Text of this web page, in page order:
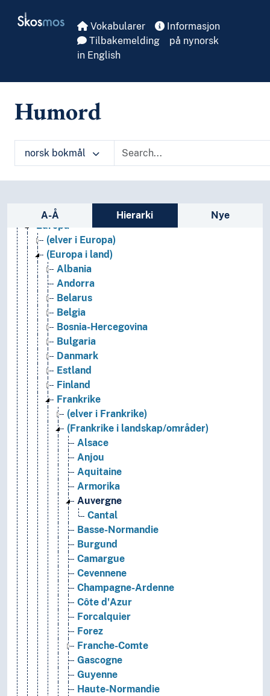
Skosmos Vokabularer
Informasjon
Tilbakemelding
på nynorsk
in English
Humord
norsk bokmål
Sidefelt: navigér i vokabularet på ulike
A-Å Hierarki Nye
Bibliotekvitenskap
Folkegrupper
Fritid og sport
Generelt
Geografiske navn og historiske stedsnavn
Afrika
Asia
Europa
(elver i Europa)
(Europa i land)
Albania
Andorra
Belarus
Belgia
Bosnia-Hercegovina
Bulgaria
Danmark
Estland
Finland
Frankrike
(elver i Frankrike)
(Frankrike i landskap/områder)
Alsace
Anjou
Aquitaine
Armorika
Auvergne
Cantal
Basse-Normandie
Burgund
Camargue
Cevennene
Champagne-Ardenne
Côte d'Azur
Forcalquier
Forez
Franche-Comte
Gascogne
Guyenne
Haute-Normandie